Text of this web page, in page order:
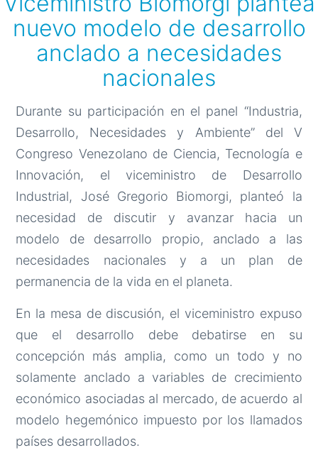
nuevo modelo de desarrollo
anclado a necesidades
nacionales
Durante su participación en el panel “Industria,
Desarrollo, Necesidades y Ambiente” del V
Congreso Venezolano de Ciencia, Tecnología e
Innovación, el viceministro de Desarrollo
Industrial, José Gregorio Biomorgi, planteó la
necesidad de discutir y avanzar hacia un
modelo de desarrollo propio, anclado a las
necesidades nacionales y a un plan de
permanencia de la vida en el planeta.
En la mesa de discusión, el viceministro expuso
que el desarrollo debe debatirse en su
concepción más amplia, como un todo y no
solamente anclado a variables de crecimiento
económico asociadas al mercado, de acuerdo al
modelo hegemónico impuesto por los llamados
países desarrollados.